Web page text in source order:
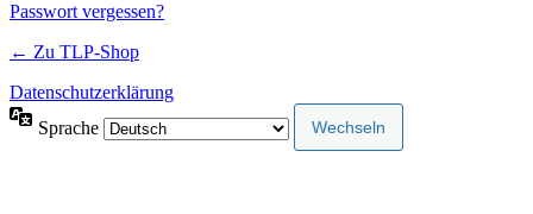
Passwort vergessen?
← Zu TLP-Shop
Datenschutzerklärung
Sprache